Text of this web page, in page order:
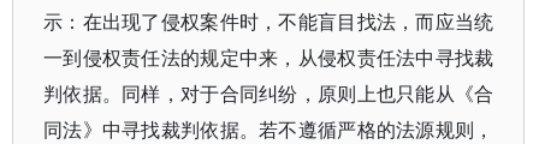
示：在出现了侵权案件时，不能盲目找法，而应当统
一到侵权责任法的规定中来，从侵权责任法中寻找裁
判依据。同样，对于合同纠纷，原则上也只能从《合
同法》中寻找裁判依据。若不遵循严格的法源规则，